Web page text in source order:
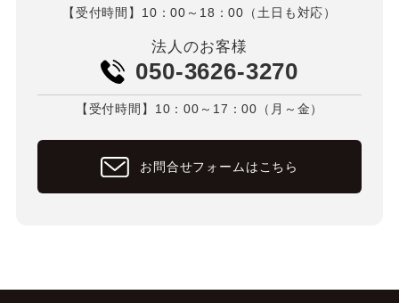
【受付時間】10：00～18：00（土日も対応）
法人のお客様
050-3626-3270
【受付時間】10：00～17：00（月～金）
お問合せフォームはこちら